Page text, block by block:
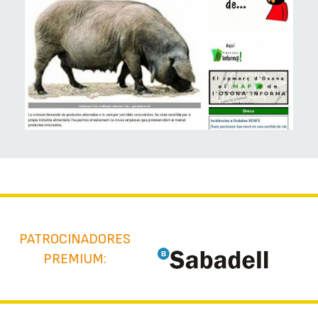
PATROCINADORES
PREMIUM: